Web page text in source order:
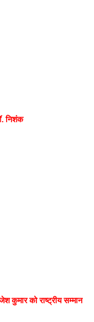
निशंक
कुमार को राष्ट्रीय सम्मान
AUGUST 7, 2026